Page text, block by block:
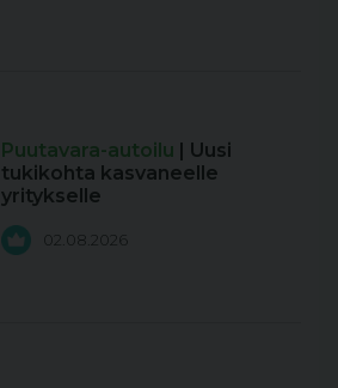
Puutavara-autoilu | Uusi
tukikohta kasvaneelle
yritykselle
02.08.2026